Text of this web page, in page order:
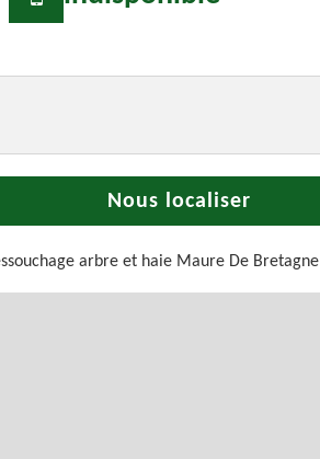
Nous localiser
arbre et haie Maure De Bretagne